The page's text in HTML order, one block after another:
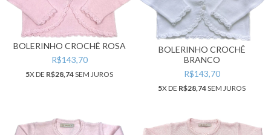
BOLERINHO CROCHÊ ROSA
R$143,70
5X DE R$28,74SEM JUROS
BOLERINHO CROCHÊ
BRANCO
R$143,70
5X DE R$28,74SEM JUROS